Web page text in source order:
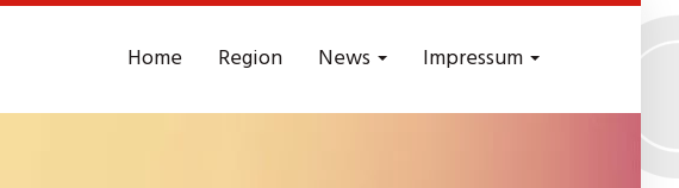
Home Region News Impressum